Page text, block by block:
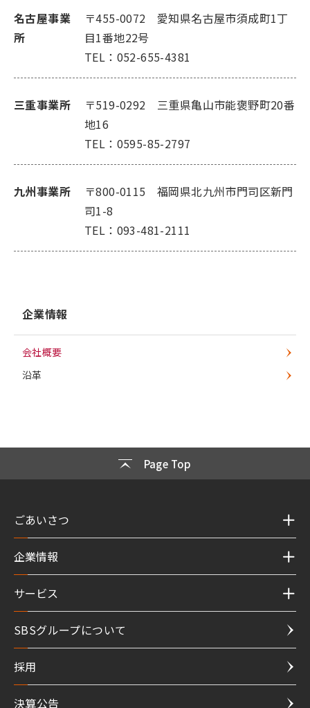
名古屋事業
所
〒455-0072 愛知県名古屋市須成町1丁
目1番地22号
TEL：052-655-4381
三重事業所
〒519-0292 三重県亀山市能褒野町20番
地16
TEL：0595-85-2797
九州事業所
〒800-0115 福岡県北九州市門司区新門
司1-8
TEL：093-481-2111
企業情報
会社概要
沿革
Page Top
ごあいさつ
企業情報
サービス
SBSグループについて
採用
決算公告